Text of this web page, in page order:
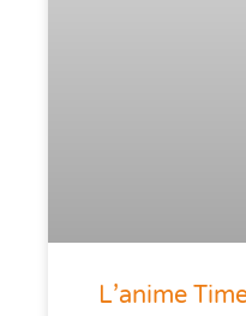
L’anime